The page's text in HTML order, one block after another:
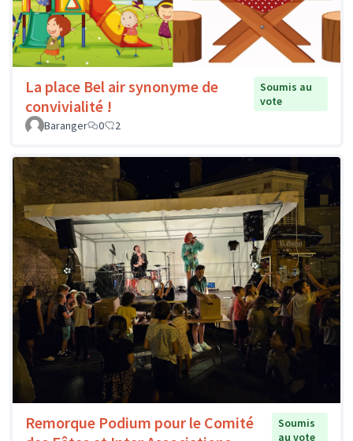
La place Bel air synonyme de
convivialité !
Soumis au
vote
Baranger
0 2
Remorque Podium pour le Comité
Soumis
au vote